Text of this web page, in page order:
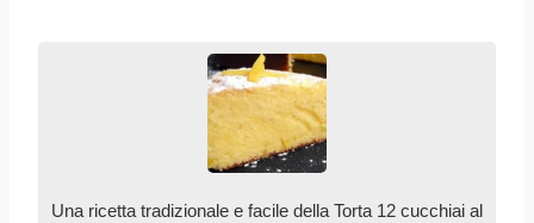
Una ricetta tradizionale e facile della Torta 12 cucchiai al